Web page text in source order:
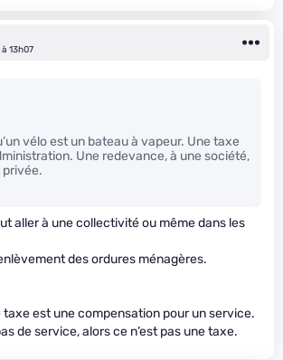
13h07
vélo est un bateau à vapeur. Une taxe
Une redevance, à une société,
aller à une collectivité ou même dans les
des ordures ménagères.
taxe est une compensation pour un service.
de service, alors ce n’est pas une taxe.